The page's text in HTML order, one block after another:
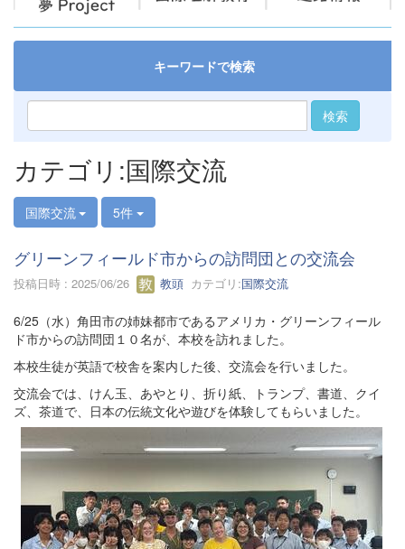
キーワードで検索
検索
カテゴリ:国際交流
国際交流 5件
グリーンフィールド市からの訪問団との交流会
投稿日時 : 2025/06/26 教頭 カテゴリ:国際交流
6/25（水）角田市の姉妹都市であるアメリカ・グリーンフィール
ド市からの訪問団１０名が、本校を訪れました。
本校生徒が英語で校舎を案内した後、交流会を行いました。
交流会では、けん玉、あやとり、折り紙、トランプ、書道、クイ
ズ、茶道で、日本の伝統文化や遊びを体験してもらいました。